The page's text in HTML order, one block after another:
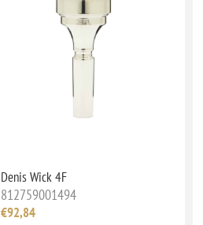
Denis Wick 4F
812759001494
€92,84